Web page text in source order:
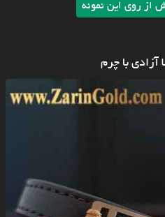
از روی این نمونه
آزادی با چرم